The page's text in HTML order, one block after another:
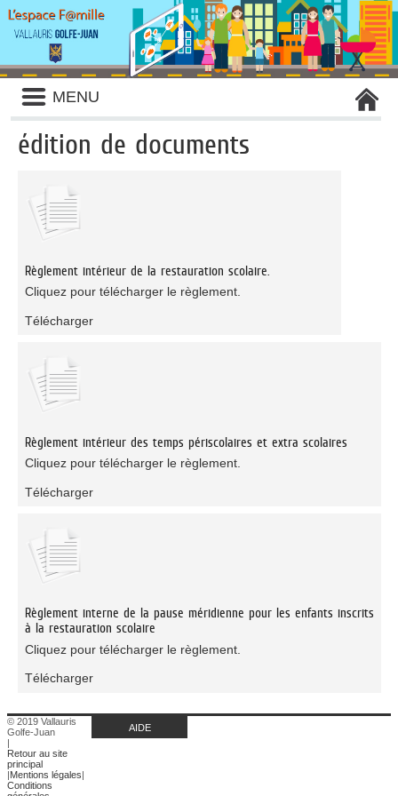
Liste
des
avertissements
MENU
édition de documents
documents
publiés
Règlement intérieur de la restauration scolaire.
Cliquez pour télécharger le règlement.
Télécharger
Règlement intérieur des temps périscolaires et extra scolaires
Cliquez pour télécharger le règlement.
Télécharger
Règlement interne de la pause méridienne pour les enfants inscrits
à la restauration scolaire
Cliquez pour télécharger le règlement.
Télécharger
© 2019 Vallauris
Golfe-Juan
|
Retour au site
principal
|Mentions légales|
Conditions
AIDE